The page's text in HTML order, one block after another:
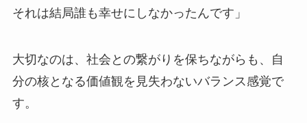
それは結局誰も幸せにしなかったんです」
大切なのは、社会との繋がりを保ちながらも、自
分の核となる価値観を見失わないバランス感覚で
す。